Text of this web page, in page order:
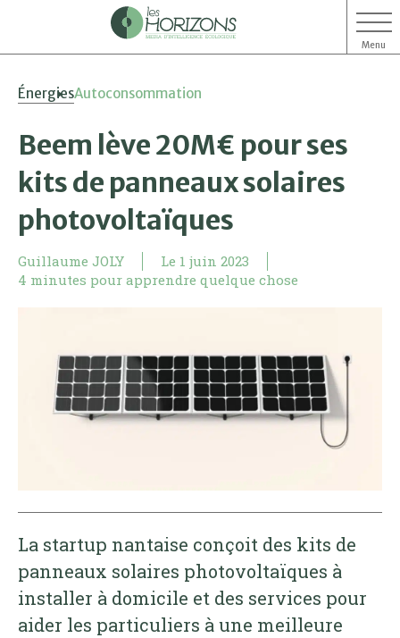
Menu
ÉnergiesAutoconsommation
Beem lève 20M€ pour ses
kits de panneaux solaires
photovoltaïques
Guillaume JOLY Le 1 juin 2023
4 minutes pour apprendre quelque chose
La startup nantaise conçoit des kits de
panneaux solaires photovoltaïques à
installer à domicile et des services pour
aider les particuliers à une meilleure